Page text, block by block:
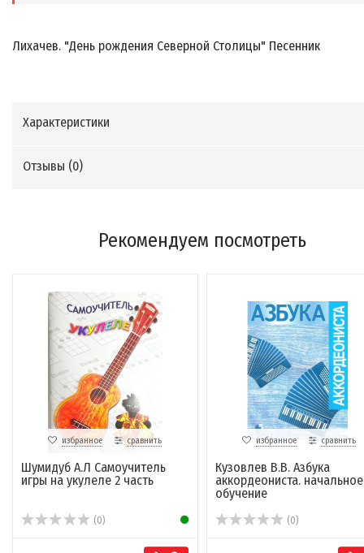
Лихачев. "День рождения Северной Столицы" Песенник
Характеристики
Отзывы (0)
Рекомендуем посмотреть
избранное сравнить
Шумидуб А.Л Самоучитель
игры на укулеле 2 часть
(0)
избранное сравнить
Кузовлев В.В. Азбука
аккордеониста. начальное
обучение
(0)